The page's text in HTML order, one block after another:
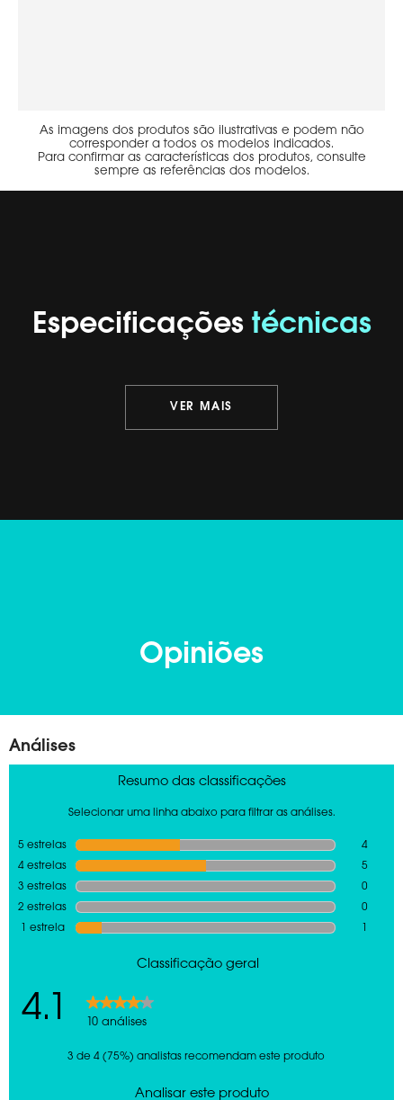
As imagens dos produtos são ilustrativas e podem não
corresponder a todos os modelos indicados.
Para confirmar as características dos produtos, consulte
sempre as referências dos modelos.
Especificações técnicas
VER MAIS
Opiniões